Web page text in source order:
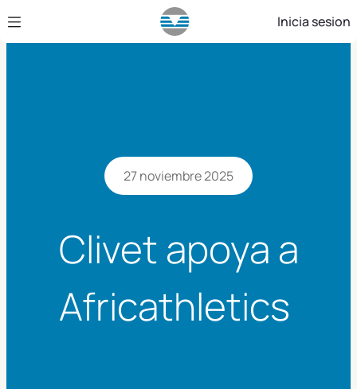
Saltar al contenido principal Inicia sesion
27 noviembre 2025
Clivet apoya a
Africathletics